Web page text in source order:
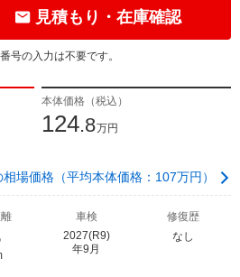
見積もり・在庫確認
号の入力は不要です。
本体価格（税込）
124.8万円
場価格（平均本体価格：107万円）
車検
2027(R9)
年9月
修復歴
なし